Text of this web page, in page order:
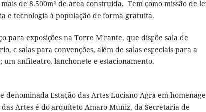
mais de 8.500m² de área construída. Tem como missão de
e tecnologia à população de forma gratuita.
para exposições na Torre Mirante, que dispõe sala de
c salas para convenções, além de salas especiais para a
anfiteatro, lanchonete e estacionamento.
denominada Estação das Artes Luciano Agra em
Artes é do arquiteto Amaro Muniz, da Secretaria de